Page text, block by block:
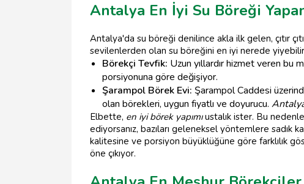
Antalya En İyi Su Böreği
Antalya'da su böreği denilince akla ilk gelen, çıtır
sevilenlerden olan su böreğini en iyi nerede
Börekçi Tevfik: Uzun yıllardır hizmet veren bu
porsiyonuna göre değişiyor.
Şarampol Börek Evi: Şarampol Caddesi
olan börekleri, uygun fiyatlı ve doyurucu.
Elbette, en iyi börek yapımıustalık ister. Bu
ediyorsanız, bazıları geleneksel yöntemlere sadık
kalitesine ve porsiyon büyüklüğüne göre farklılık
öne çıkıyor.